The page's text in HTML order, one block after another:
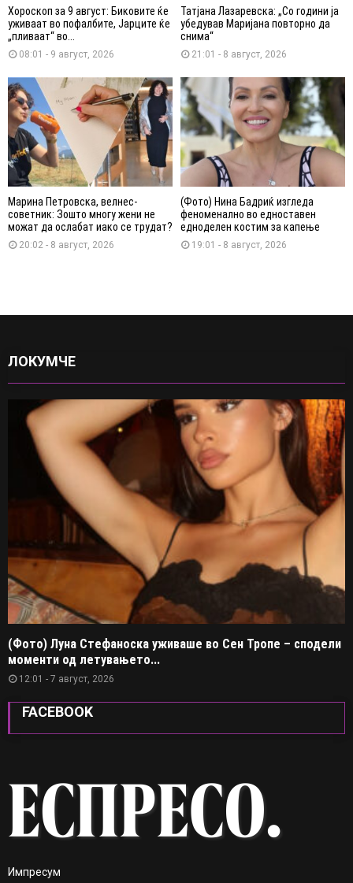
Хороскоп за 9 август: Биковите ќе
уживаат во пофалбите, Јарците ќе
„пливаат“ во...
08:01 - 9 август, 2026
Татјана Лазаревска: „Со години ја
убедував Маријана повторно да
снима“
21:01 - 8 август, 2026
Марина Петровска, велнес-
советник: Зошто многу жени не
можат да ослабат иако се трудат?
20:02 - 8 август, 2026
(Фото) Нина Бадриќ изгледа
феноменално во едноставен
едноделен костим за капење
19:01 - 8 август, 2026
ЛОКУМЧЕ
(Фото) Луна Стефаноска уживаше во Сен Тропе – сподели
моменти од летувањето...
12:01 - 7 август, 2026
FACEBOOK
Импресум